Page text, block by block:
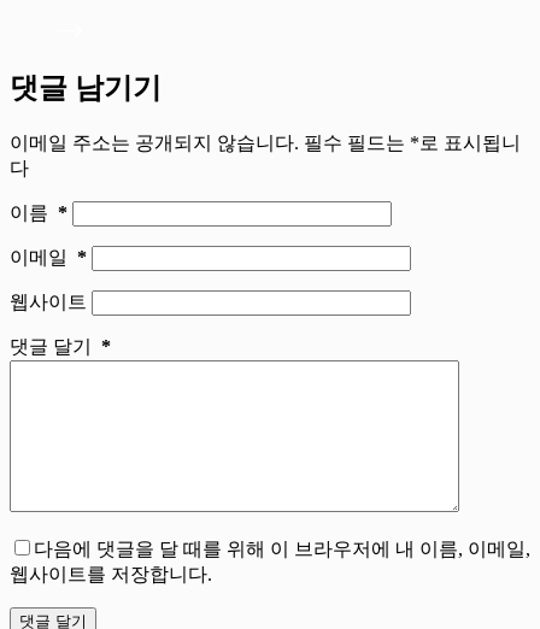
댓글 남기기
이메일 주소는 공개되지 않습니다. 필수 필드는 *로 표시됩니
다
이름 *
이메일 *
웹사이트
댓글 달기 *
다음에 댓글을 달 때를 위해 이 브라우저에 내 이름, 이메일,
웹사이트를 저장합니다.
댓글 달기